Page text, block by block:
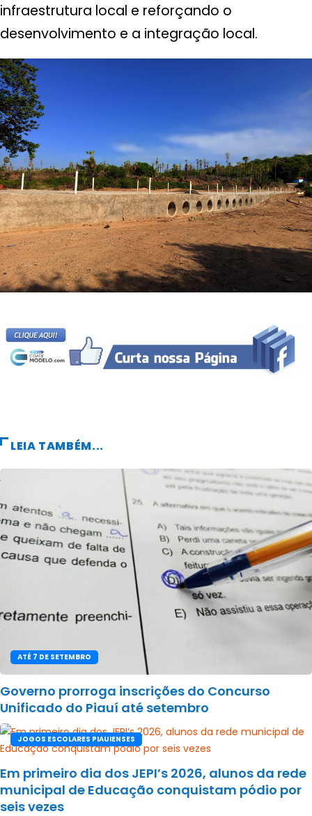
infraestrutura local e reforçando o
desenvolvimento e a integração local.
LEIA TAMBÉM...
ATÉ 7 DE SETEMBRO
Governo prorroga inscrições do Concurso
Unificado do Piauí até setembro
JOGOS ESCOLARES PIAUIENSES
Em primeiro dia dos JEPI’s 2026, alunos da rede
municipal de Educação conquistam pódio por
seis vezes